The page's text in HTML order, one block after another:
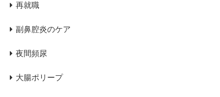
再就職
副鼻腔炎のケア
夜間頻尿
大腸ポリープ